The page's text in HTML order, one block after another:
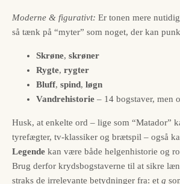
Moderne & figurativt: Er tonen mere
så tænk på “myter” som noget, der kan
Skrøne, skrøner
Rygte, rygter
Bluff, spind, løgn
Vandrehistorie – 14 bogstaver, men
Husk, at enkelte ord – lige som “Matador”
tyrefægter, tv-klassiker og brætspil – også
Legende kan være både helgenhistorie og
Brug derfor krydsbogstaverne til at sikre
straks de irrelevante betydninger fra: et g